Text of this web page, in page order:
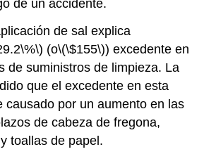
de un accidente.
de sal explica
(o\(\$155\)) excedente en
de suministros de limpieza. La
que el excedente en esta
causado por un aumento en las
de cabeza de fregona,
toallas de papel.